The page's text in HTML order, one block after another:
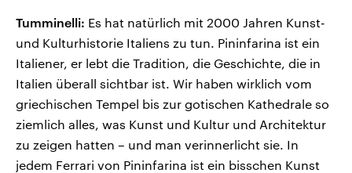
Tumminelli: Es hat natürlich mit 2000 Jahren Kunst-
und Kulturhistorie Italiens zu tun. Pininfarina ist ein
Italiener, er lebt die Tradition, die Geschichte, die in
Italien überall sichtbar ist. Wir haben wirklich vom
griechischen Tempel bis zur gotischen Kathedrale so
ziemlich alles, was Kunst und Kultur und Architektur
zu zeigen hatten – und man verinnerlicht sie. In
jedem Ferrari von Pininfarina ist ein bisschen Kunst